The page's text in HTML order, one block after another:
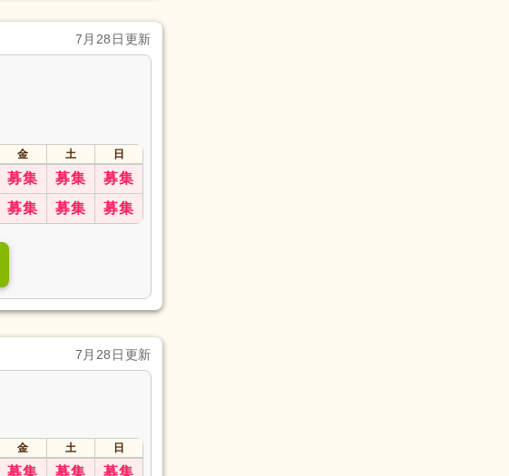
7月28日更新
金 土 日
募集 募集 募集
募集 募集 募集
7月28日更新
金 土
日
募集 募集 募集